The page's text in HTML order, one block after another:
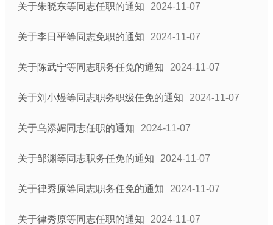
关于朱晓东等同志任职的通知 2024-11-07
关于李日平等同志免职的通知 2024-11-07
关于陈武宁等同志职务任免的通知 2024-11-07
关于刘小煜等同志职务职级任免的通知 2024-11-07
关于乌添媚同志任职的通知 2024-11-07
关于邹渊等同志职务任免的通知 2024-11-07
关于律秀原等同志职务任免的通知 2024-11-07
关于律秀原等同志任职的通知 2024-11-07